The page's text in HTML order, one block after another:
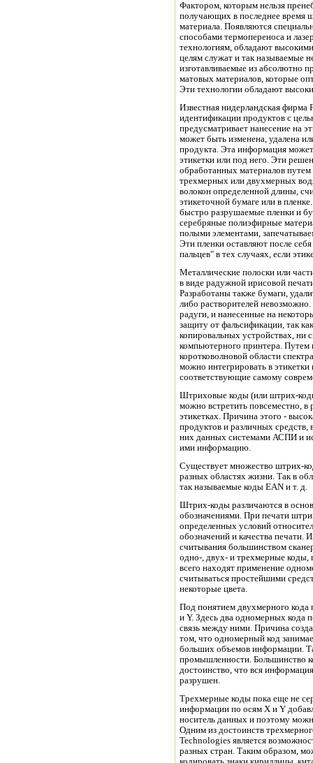
Фактором, которым нельзя
получающих в последнее время
материала. Появляются
способами термопереноса и
технологиям, обладают
целям служат и так называемые
изготавливаемые из абсолютно
матовых материалов, которые
Эти технологии обладают
Известная нидерландская фирма
идентификации продуктов с
предусматривает нанесение на
может быть изменена, удалена
продукта. Эта информация
этикетки или под него. Эти
обработанных материалов
трехмерных или двухмерных
волокон определенной длины,
этикеточной бумаге или в
быстро разрушаемые пленки и
серебряные полиэфирные
полыми элементами,
Эти пленки оставляют после
пальцев" в тех случаях, если
Металлические полоски или
в виде радужной ирисовой
Разработаны также бумаги,
либо растворителей
радуги, и нанесенные на
защиту от фальсификации, так
копировальных устройствах,
компьютерного принтера.
коротковолновой области
можно интегрировать в
соответствующие самому
Штриховые коды (или штрих-
можно встретить повсеместно, в
этикетках. Причина этого -
продуктов и различных
них данных системами АСПИ и
ими информацию.
Существует множество штрих-
разных областях жизни. Так в
так называемые коды EAN и т. д.
Штрих-коды различаются в
обозначениями. При печати
определенных условий
обозначений и качества печати.
считывания большинством
одно-, двух- и трехмерные
всего находят применение
считываться простейшими
некоторые цвета.
Под понятием двухмерного
и Y. Здесь два одномерных кода
связь между ними. Причина
том, что одномерный код
больших объемов информации.
промышленности. Большинство
достоинство, что вся
разрушен.
Трехмерные коды пока еще не
информации по осям Х и Y
носитель данных и поэтому
Одним из достоинств
Technologies является
разных стран. Таким образом,